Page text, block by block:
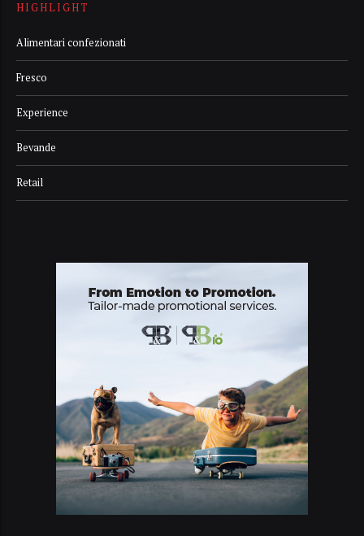
HIGHLIGHT
Alimentari confezionati
Fresco
Experience
Bevande
Retail